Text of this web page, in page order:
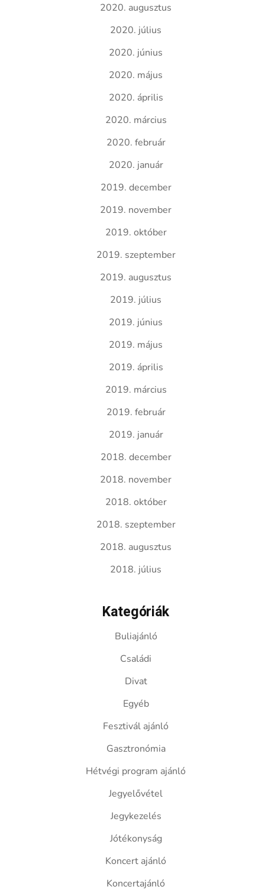
2020. augusztus
2020. július
2020. június
2020. május
2020. április
2020. március
2020. február
2020. január
2019. december
2019. november
2019. október
2019. szeptember
2019. augusztus
2019. július
2019. június
2019. május
2019. április
2019. március
2019. február
2019. január
2018. december
2018. november
2018. október
2018. szeptember
2018. augusztus
2018. július
Kategóriák
Buliajánló
Családi
Divat
Egyéb
Fesztivál ajánló
Gasztronómia
Hétvégi program ajánló
Jegyelővétel
Jegykezelés
Jótékonyság
Koncert ajánló
Koncertajánló